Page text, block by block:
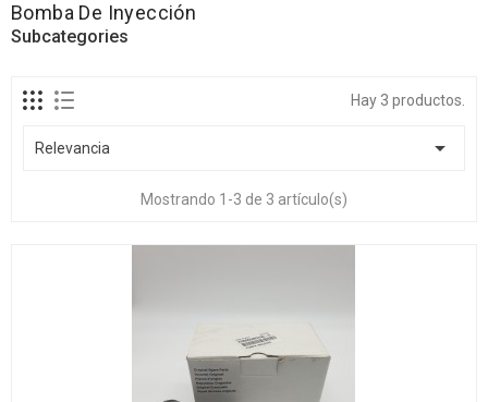
Bomba De Inyección
Subcategories
Hay 3 productos.
Relevancia 
Mostrando 1-3 de 3 artículo(s)